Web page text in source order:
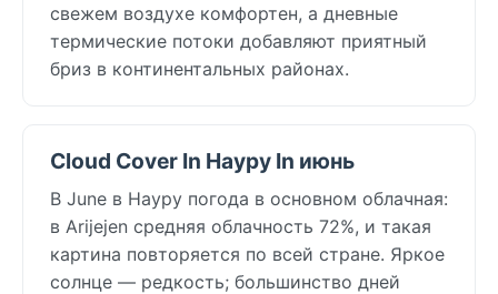
свежем воздухе комфортен, а дневные
термические потоки добавляют приятный
бриз в континентальных районах.
Cloud Cover In Науру In июнь
В June в Науру погода в основном облачная:
в Arijejen средняя облачность 72%, и такая
картина повторяется по всей стране. Яркое
солнце — редкость; большинство дней